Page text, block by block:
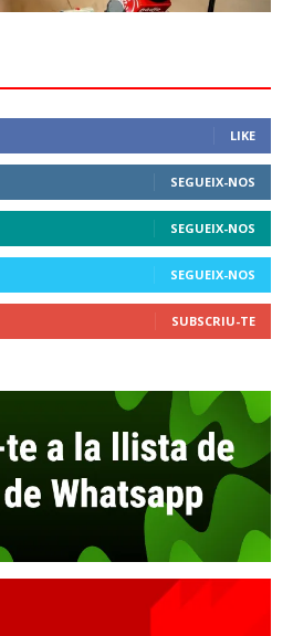
LIKE
SEGUEIX-NOS
SEGUEIX-NOS
SEGUEIX-NOS
SUBSCRIU-TE